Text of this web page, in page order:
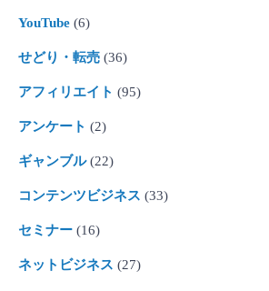
YouTube (6)
せどり・転売 (36)
アフィリエイト (95)
アンケート (2)
ギャンブル(22)
コンテンツビジネス (33)
セミナー (16)
ネットビジネス (27)